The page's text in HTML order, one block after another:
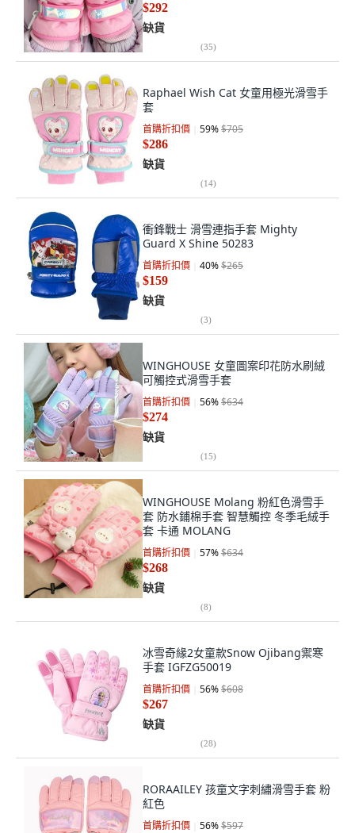
$292
缺貨
(35)
Raphael Wish Cat 女童用極光滑雪手
套
首購折扣價 59%$705
$286
缺貨
(14)
衝鋒戰士 滑雪連指手套 Mighty
Guard X Shine 50283
首購折扣價 40%$265
$159
缺貨
(3)
WINGHOUSE 女童圖案印花防水刷絨
可觸控式滑雪手套
首購折扣價 56%$634
$274
缺貨
(15)
WINGHOUSE Molang 粉紅色滑雪手
套 防水鋪棉手套 智慧觸控 冬季毛絨手
套 卡通 MOLANG
首購折扣價 57%$634
$268
缺貨
(8)
冰雪奇緣2女童款Snow Ojibang禦寒
手套 IGFZG50019
首購折扣價 56%$608
$267
缺貨
(28)
RORAAILEY 孩童文字刺繡滑雪手套 粉
紅色
首購折扣價 56%$597